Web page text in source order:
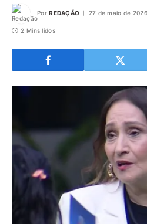
Por REDAÇÃO 27 de maio de 2026
2 Mins lidos